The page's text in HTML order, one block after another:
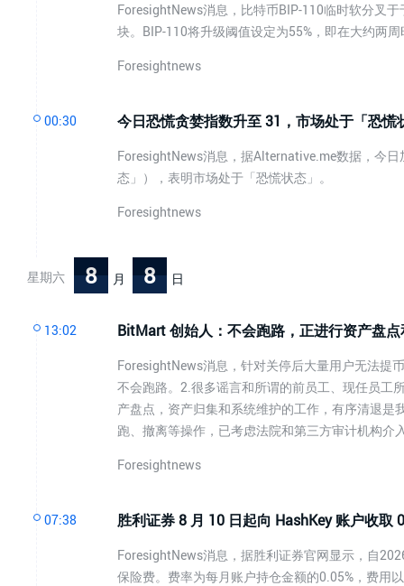
ForesightNews消息，比特币BIP-110临时软分叉
块。BIP-110将升级阈值设定为55%，即在大约两
Foresightnews
00:30 今日恐慌贪婪指数升至 31，市场处于「恐慌
ForesightNews消息，据Alternative.me数据，今
态」），表明市场处于「恐慌状态」。
Foresightnews
星期六 8 月 8 日
13:02 BitMart 创始人：不会跑路，正进行资产盘
ForesightNews消息，针对关停后大量用户无法提
不会跑路。2.很多谣言和所谓的前员工、现任员工
产盘点，资产归集和系统维护的工作，有序清退
跑、撤离等操作，已考虑法院和第三方审计机构介
Foresightnews
07:38 胜利证券 8 月 10 日起向 HashKey 账户收取
ForesightNews消息，据胜利证券官网显示，自
保险费。费率为每月账户持仓金额的0.05%，费用